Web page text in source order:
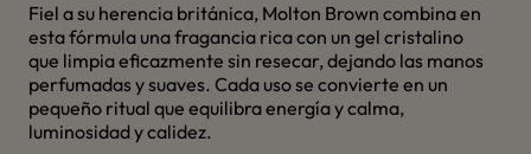
Fiel a su herencia británica, Molton Brown combina en
esta fórmula una fragancia rica con un gel cristalino
que limpia eficazmente sin resecar, dejando las manos
perfumadas y suaves. Cada uso se convierte en un
pequeño ritual que equilibra energía y calma,
luminosidad y calidez.